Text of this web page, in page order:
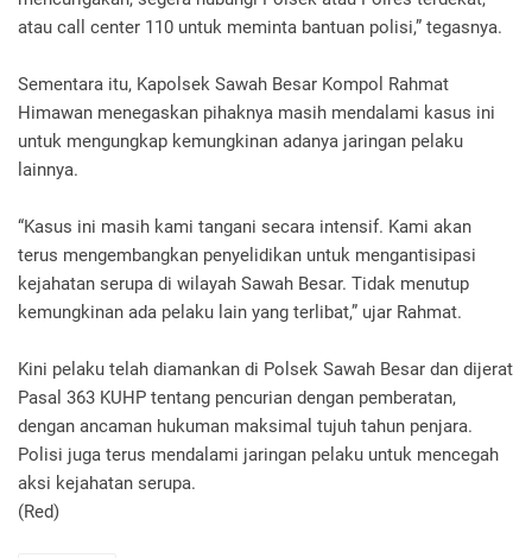
atau call center 110 untuk meminta bantuan polisi,” tegasnya.
Sementara itu, Kapolsek Sawah Besar Kompol Rahmat
Himawan menegaskan pihaknya masih mendalami kasus ini
untuk mengungkap kemungkinan adanya jaringan pelaku
lainnya.
“Kasus ini masih kami tangani secara intensif. Kami akan
terus mengembangkan penyelidikan untuk mengantisipasi
kejahatan serupa di wilayah Sawah Besar. Tidak menutup
kemungkinan ada pelaku lain yang terlibat,” ujar Rahmat.
Kini pelaku telah diamankan di Polsek Sawah Besar dan dijerat
Pasal 363 KUHP tentang pencurian dengan pemberatan,
dengan ancaman hukuman maksimal tujuh tahun penjara.
Polisi juga terus mendalami jaringan pelaku untuk mencegah
aksi kejahatan serupa.
(Red)